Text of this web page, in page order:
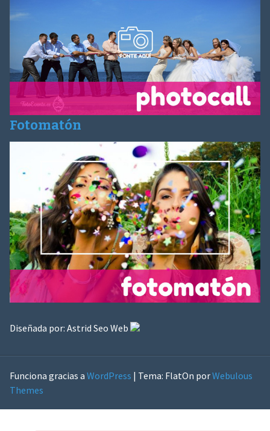
Fotomatón
Diseñada por: Astrid Seo Web
Funciona gracias a WordPress | Tema: FlatOn porWebulous
Themes